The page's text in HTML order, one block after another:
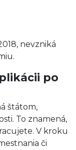
nevzniká
po
štátom,
To znamená,
V kroku
či